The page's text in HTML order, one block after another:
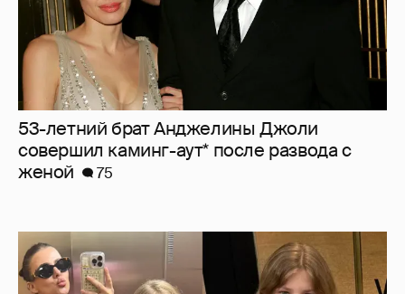
53-летний брат Анджелины Джоли
совершил каминг-аут* после развода с
женой
75